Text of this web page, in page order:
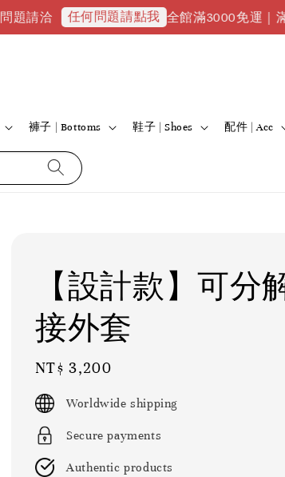
何問題請點我 全館滿3000免運｜滿萬立即享9
褲子 | Bottoms 鞋子 | Shoes 配件 | Acc
【設計款】可分
接外套
Regular
price
NT$ 3,200
Worldwide shipping
Secure payments
Authentic products